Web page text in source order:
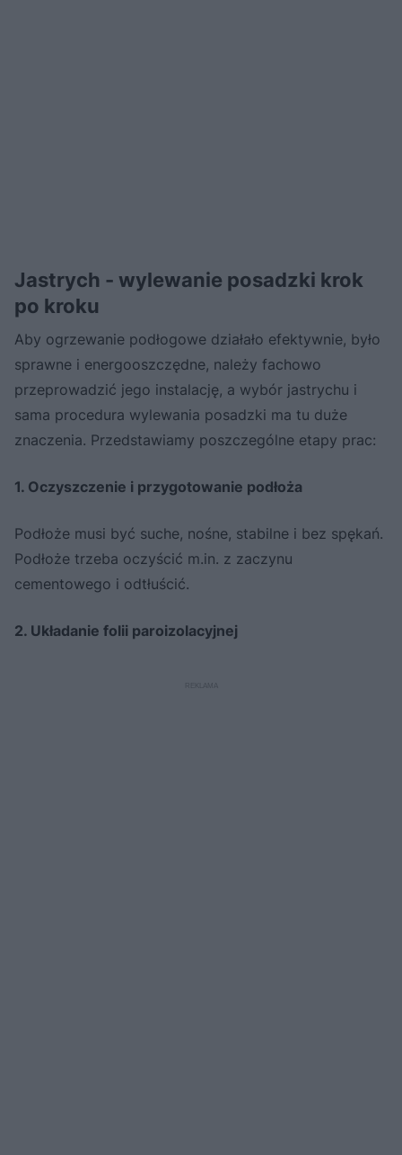
Jastrych - wylewanie posadzki krok
po kroku
Aby ogrzewanie podłogowe działało efektywnie, było
sprawne i energooszczędne, należy fachowo
przeprowadzić jego instalację, a wybór jastrychu i
sama procedura wylewania posadzki ma tu duże
znaczenia. Przedstawiamy poszczególne etapy prac:
1. Oczyszczenie i przygotowanie podłoża
Podłoże musi być suche, nośne, stabilne i bez spękań.
Podłoże trzeba oczyścić m.in. z zaczynu
cementowego i odtłuścić.
2. Układanie folii paroizolacyjnej